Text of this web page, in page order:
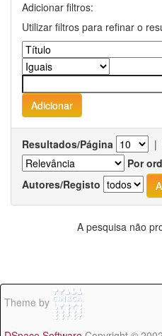
Adicionar filtros:
Utilizar filtros para refinar o
Resultados/Página |
Por
Autores/Registo
A pesquisa não
Theme by